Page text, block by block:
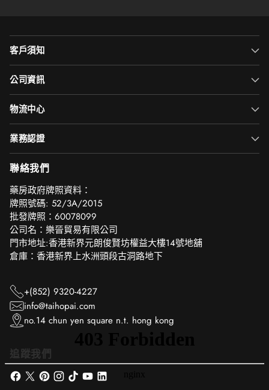
客戶須知
公司資訊
物流中心
業務認證
聯絡我們
‎藥房政府牌照資料：
牌照號碼: 52/3A/2015
批發牌照：60078099
公司名：樂晉貿易有限公司
門市地址:香港新界元朗俊賢坊權益大樓14號地舖
倉庫：香港新界上水洲頭段古洞路地下
+(852) 9320-4227
info@taihopai.com
no.14 chun yen square n.t. hong kong
追蹤我們